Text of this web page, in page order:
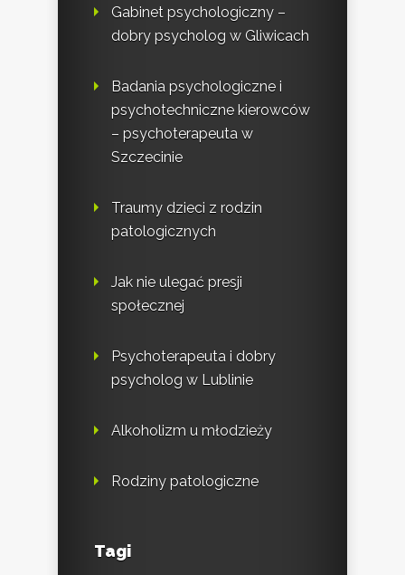
Gabinet psychologiczny –
dobry psycholog w Gliwicach
Badania psychologiczne i
psychotechniczne kierowców
– psychoterapeuta w
Szczecinie
Traumy dzieci z rodzin
patologicznych
Jak nie ulegać presji
społecznej
Psychoterapeuta i dobry
psycholog w Lublinie
Alkoholizm u młodzieży
Rodziny patologiczne
Tagi